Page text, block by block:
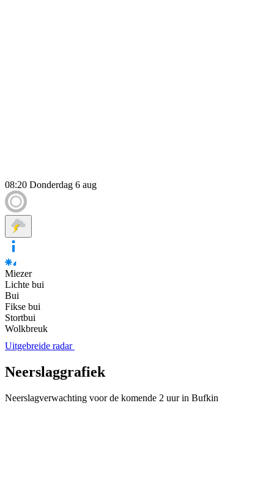
08:20 Donderdag 6 aug
Miezer
Lichte bui
Bui
Fikse bui
Stortbui
Wolkbreuk
Uitgebreide radar
Neerslaggrafiek
Neerslagverwachting voor de komende 2 uur in Bufkin